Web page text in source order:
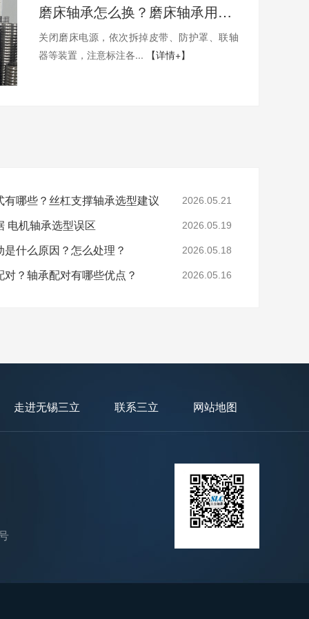
磨床轴承怎么换？磨床轴承用哪家的比较好？
关闭磨床电源，依次拆掉皮带、防护罩、联轴
器等装置，注意标注各...
【详情+】
哪些？丝杠支撑轴承选型建议 2026.05.21
电机轴承选型误区 2026.05.19
什么原因？怎么处理？ 2026.05.18
？轴承配对有哪些优点？ 2026.05.16
走进无锡三立 联系三立 网站地图